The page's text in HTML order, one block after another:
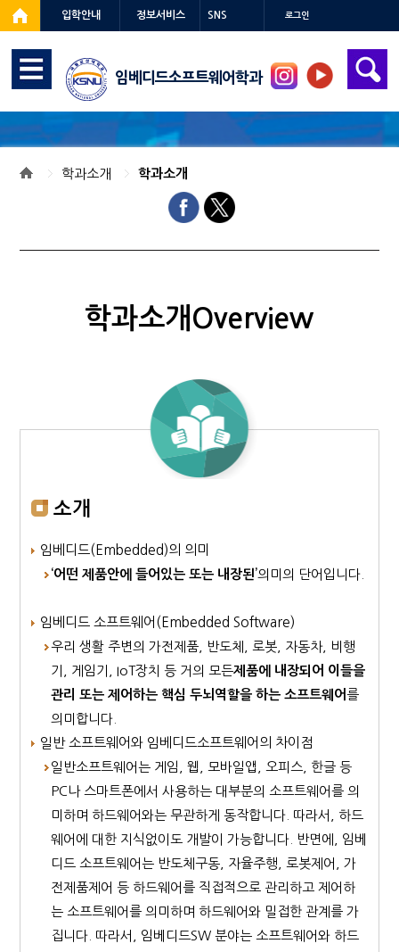
입학안내 정보서비스 SNS 로그인
임베디드소프트웨어학과
학과소개 학과소개
학과소개Overview
소개
임베디드(Embedded)의 의미
‘어떤 제품안에 들어있는 또는 내장된’의미의 단어입니다.
임베디드 소프트웨어(Embedded Software)
우리 생활 주변의 가전제품, 반도체, 로봇, 자동차, 비행
기, 게임기, IoT장치 등 거의 모든제품에 내장되어 이들을
관리 또는 제어하는 핵심 두뇌역할을 하는 소프트웨어를
의미합니다.
일반 소프트웨어와 임베디드소프트웨어의 차이점
일반소프트웨어는 게임, 웹, 모바일앱, 오피스, 한글 등
PC나 스마트폰에서 사용하는 대부분의 소프트웨어를 의
미하며 하드웨어와는 무관하게 동작합니다. 따라서, 하드
웨어에 대한 지식없이도 개발이 가능합니다. 반면에, 임베
디드 소프트웨어는 반도체구동, 자율주행, 로봇제어, 가
전제품제어 등 하드웨어를 직접적으로 관리하고 제어하
는 소프트웨어를 의미하며 하드웨어와 밀접한 관계를 가
집니다. 따라서, 임베디드SW 분야는 소프트웨어와 하드